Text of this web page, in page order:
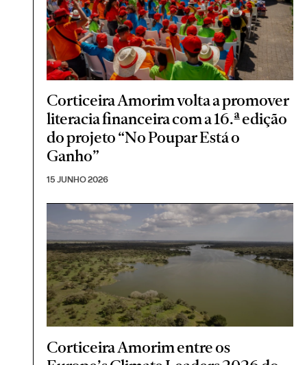
Corticeira Amorim volta a promover
literacia financeira com a 16.ª edição
do projeto “No Poupar Está o
Ganho”
15 JUNHO 2026
Corticeira Amorim entre os